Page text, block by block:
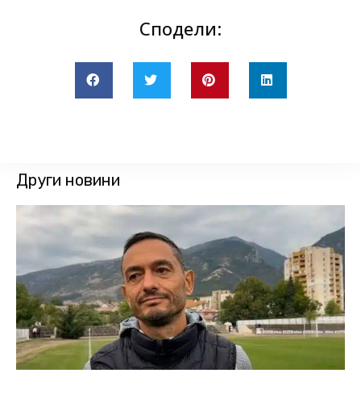
Сподели:
Други новини